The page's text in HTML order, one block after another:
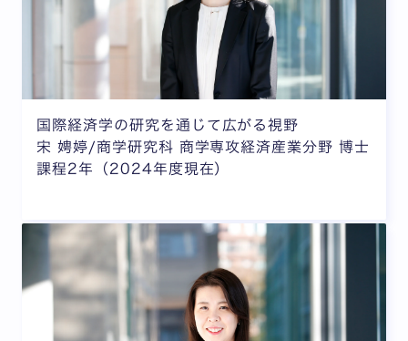
国際経済学の研究を通じて広がる視野
宋 娉婷/商学研究科 商学専攻経済産業分野 博士
課程2年（2024年度現在）